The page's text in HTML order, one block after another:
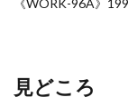
《WORK-96A》
見どころ